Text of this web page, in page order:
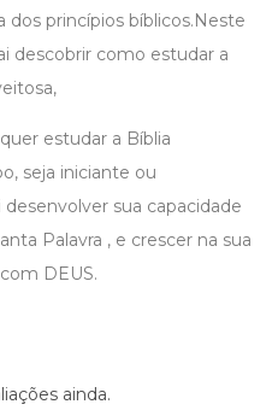
princípios bíblicos.Neste
descobrir como estudar a
estudar a Bíblia
seja iniciante ou
sua capacidade
Palavra , e crescer na sua
DEUS.
ainda.